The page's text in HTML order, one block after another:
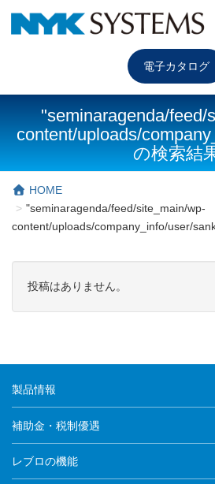
電子カタログ
"seminaragenda/feed/
content/uploads/
の検索結
HOME
"seminaragenda/feed/site_main/wp-
content/uploads/company_info/user/
投稿はありません。
製品情報
補助金・税制優遇
レブロの機能